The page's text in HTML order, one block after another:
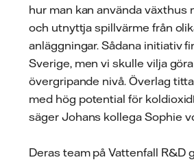
hur man kan använda växthus
och utnyttja spillvärme från
anläggningar. Sådana initiativ
Sverige, men vi skulle vilja
övergripande nivå. Överlag
med hög potential för
säger Johans kollega Sophie
Deras team på Vattenfall R&D